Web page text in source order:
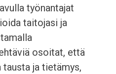
työnantajat
taitojasi ja
osoitat, että
ja tietämys,